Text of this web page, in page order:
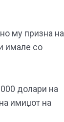
му призна на
имале со
долари на
имиџот на